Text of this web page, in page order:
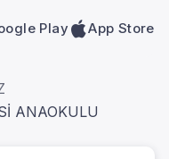
Play App Store
ANAOKULU